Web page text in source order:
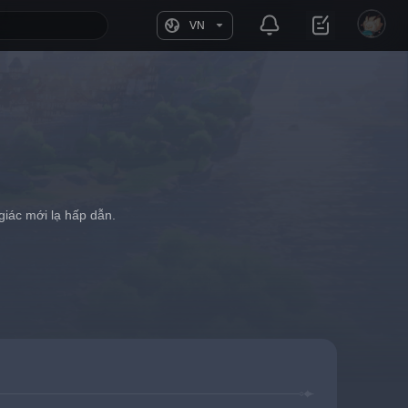
VN
mới lạ hấp dẫn.